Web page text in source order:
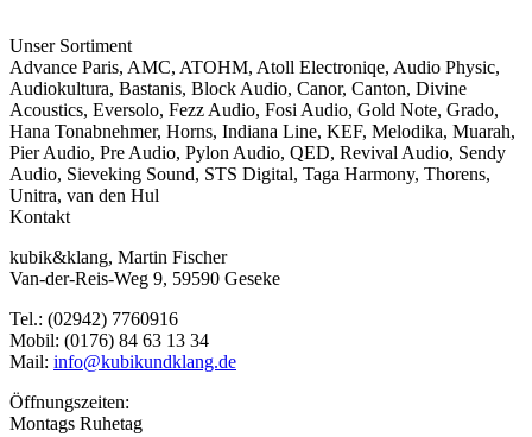
Unser Sortiment
Advance Paris, AMC, ATOHM, Atoll Electroniqe, Audio Physic,
Audiokultura, Bastanis, Block Audio, Canor, Canton, Divine
Acoustics, Eversolo, Fezz Audio, Fosi Audio, Gold Note, Grado,
Hana Tonabnehmer, Horns, Indiana Line, KEF, Melodika, Muarah,
Pier Audio, Pre Audio, Pylon Audio, QED, Revival Audio, Sendy
Audio, Sieveking Sound, STS Digital, Taga Harmony, Thorens,
Unitra, van den Hul
Kontakt
kubik&klang, Martin Fischer
Van-der-Reis-Weg 9, 59590 Geseke
Tel.: (02942) 7760916
Mobil: (0176) 84 63 13 34
Mail: info@kubikundklang.de
Öffnungszeiten:
Montags Ruhetag